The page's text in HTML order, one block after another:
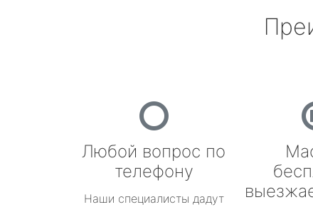
Любой вопрос по
телефону
Наши специалисты дадут